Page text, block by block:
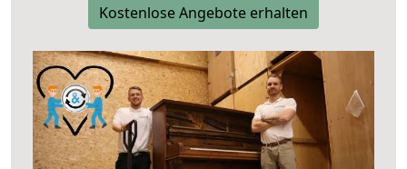
Kostenlose Angebote erhalten